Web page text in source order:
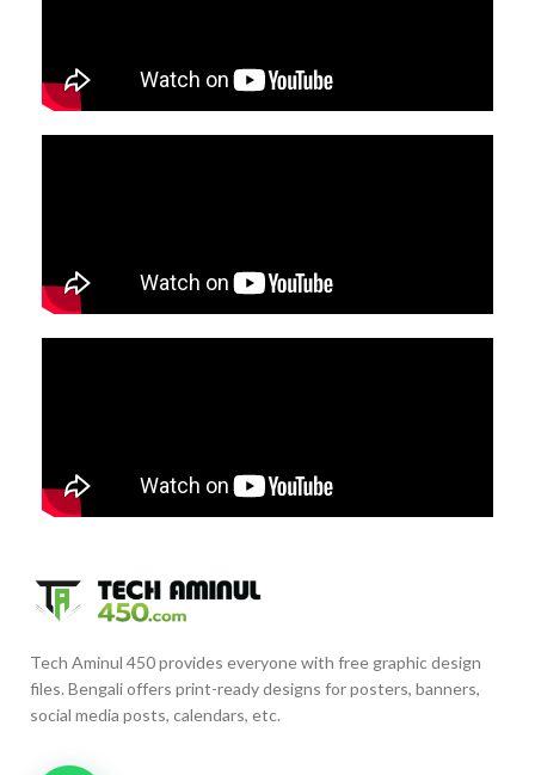
Tech Aminul 450 provides everyone with free graphic design
files. Bengali offers print-ready designs for posters, banners,
social media posts, calendars, etc.